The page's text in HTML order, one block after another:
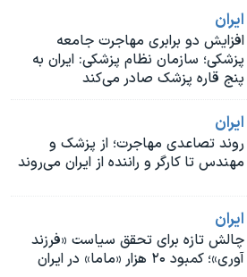
نوبل صلح
«سی‌پک»
چین
ايران
افزایش دو برابری مهاجرت جامعه
پزشکی؛ سازمان نظام پزشکی: ایران به
پنج قاره پزشک صادر می‌کند
ايران
روند تصاعدی مهاجرت؛ از پزشک و
مهندس تا کارگر و راننده از ایران می‌روند
ايران
چالش تازه برای تحقق سیاست «فرزند
آوری»؛ کمبود ۲۰ هزار «ماما» در ایران